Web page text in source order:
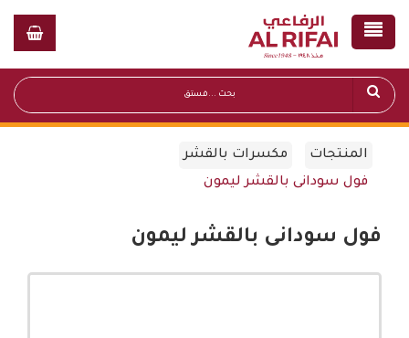
المنتجات
مكسرات بالقشر
فول سودانى بالقشر ليمون
فول سودانى بالقشر ليمون